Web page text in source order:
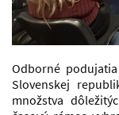
Odborné
Slovenskej
množstva